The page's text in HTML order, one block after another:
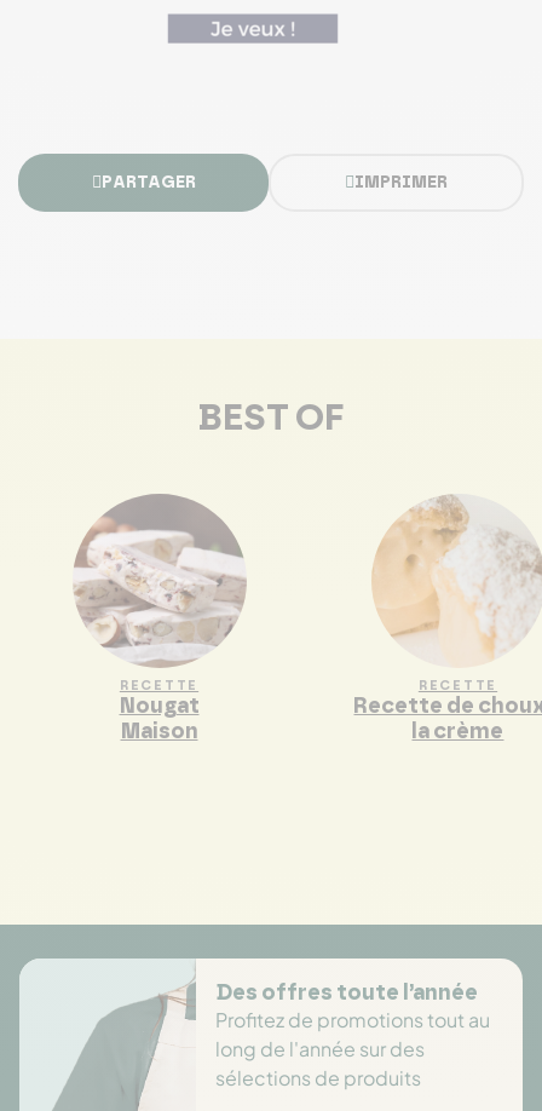
PARTAGER IMPRIMER
BEST OF
RECETTE
Nougat
Maison
RECETTE
Recette de
la crème
Des offres toute l’année
Profitez de promotions tout au
long de l'année sur des
sélections de produits